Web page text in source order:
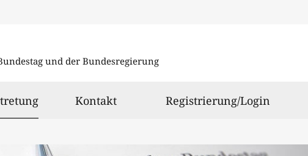
und der Bundesregierung
ausgewählt
Kontakt Registrierung/Login